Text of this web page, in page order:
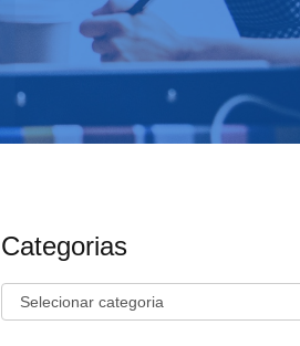
Categorias
Categorias